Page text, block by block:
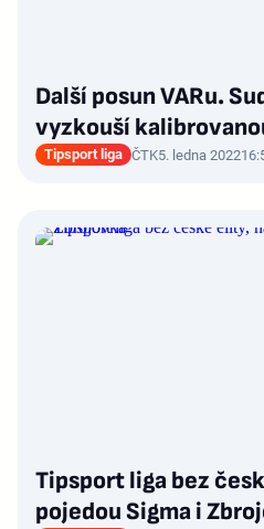
Další posun VARu.
vyzkouší
Tipsport liga ČTK5. ledna 2022
Tipsport liga bez
pojedou Sigma i